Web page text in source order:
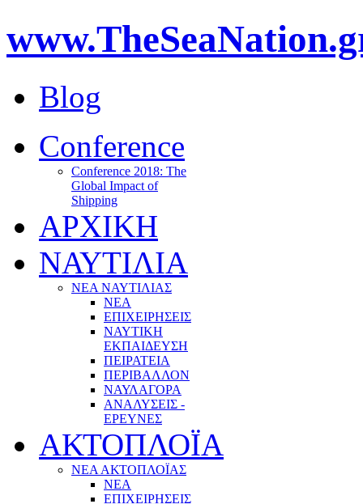
Blog
Conference
Conference 2018: The
Global Impact of
Shipping
ΑΡΧΙΚΗ
ΝΑΥΤΙΛΙΑ
ΝΕΑ ΝΑΥΤΙΛΙΑΣ
ΝΕΑ
ΕΠΙΧΕΙΡΗΣΕΙΣ
ΝΑΥΤΙΚΗ
ΕΚΠΑΙΔΕΥΣΗ
ΠΕΙΡΑΤΕΙΑ
ΠΕΡΙΒΑΛΛΟΝ
ΝΑΥΛΑΓΟΡΑ
ΑΝΑΛΥΣΕΙΣ -
ΕΡΕΥΝΕΣ
ΑΚΤΟΠΛΟΪΑ
ΝΕΑ ΑΚΤΟΠΛΟΪΑΣ
ΝΕΑ
ΕΠΙΧΕΙΡΗΣΕΙΣ